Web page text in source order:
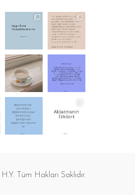
Tüm Hakları Saklıdır.